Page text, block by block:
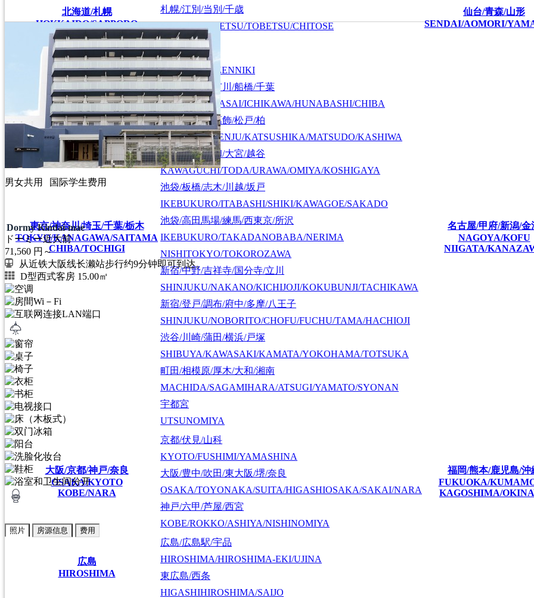
北海道/札幌
HOKKAIDO/SAPPORO
札幌/江別/当別/千歳
SAPPORO/EBETSU/TOBETSU/CHITOSE
仙台/青森/山形
SENDAI/AOMORI/
東京/神奈川/埼玉/千葉/栃木
TOKYO/KANAGAWA/SAITAMA
CHIBA/TOCHIGI
首都圏全域
SHUTOKEN ZENNIKI
江戸川/葛西/市川/船橋/千葉
EDOGAWA/KASAI/ICHIKAWA/HUNABASHI/CHIBA
上野/北千住/葛飾/松戸/柏
UENO/KITASENJU/KATSUSHIKA/MATSUDO/KASHIWA
川口/戸田/浦和/大宮/越谷
KAWAGUCHI/TODA/URAWA/OMIYA/KOSHIGAYA
池袋/板橋/志木/川越/坂戸
IKEBUKURO/ITABASHI/SHIKI/KAWAGOE/SAKADO
池袋/高田馬場/練馬/西東京/所沢
IKEBUKURO/TAKADANOBABA/NERIMA
NISHITOKYO/TOKOROZAWA
新宿/中野/吉祥寺/国分寺/立川
SHINJUKU/NAKANO/KICHIJOJI/KOKUBUNJI/TACHIKAWA
新宿/登戸/調布/府中/多摩/八王子
SHINJUKU/NOBORITO/CHOFU/FUCHU/TAMA/HACHIOJI
渋谷/川崎/蒲田/横浜/戸塚
SHIBUYA/KAWASAKI/KAMATA/YOKOHAMA/TOTSUKA
町田/相模原/厚木/大和/湘南
MACHIDA/SAGAMIHARA/ATSUGI/YAMATO/SYONAN
宇都宮
UTSUNOMIYA
名古屋/甲府/新潟/金
NAGOYA/KOFU
NIIGATA/
大阪/京都/神戸/奈良
OSAKA/KYOTO
KOBE/NARA
京都/伏見/山科
KYOTO/FUSHIMI/YAMASHINA
大阪/豊中/吹田/東大阪/堺/奈良
OSAKA/TOYONAKA/SUITA/HIGASHIOSAKA/SAKAI/NARA
神戸/六甲/芦屋/西宮
KOBE/ROKKO/ASHIYA/NISHINOMIYA
福岡/熊本/鹿児島/沖
FUKUOKA/
KAGOSHIMA/
広島
HIROSHIMA
広島/広島駅/宇品
HIROSHIMA/HIROSHIMA-EKI/UJINA
東広島/西条
HIGASHIHIROSHIMA/SAIJO
男女共用 国际学生费用
Dormy Kindai-mae
ドーミー近大前
71,560 円～
从近铁大阪线长濑站步行约9分钟即可到达。
D型西式客房 15.00㎡
照片 房源信息 费用